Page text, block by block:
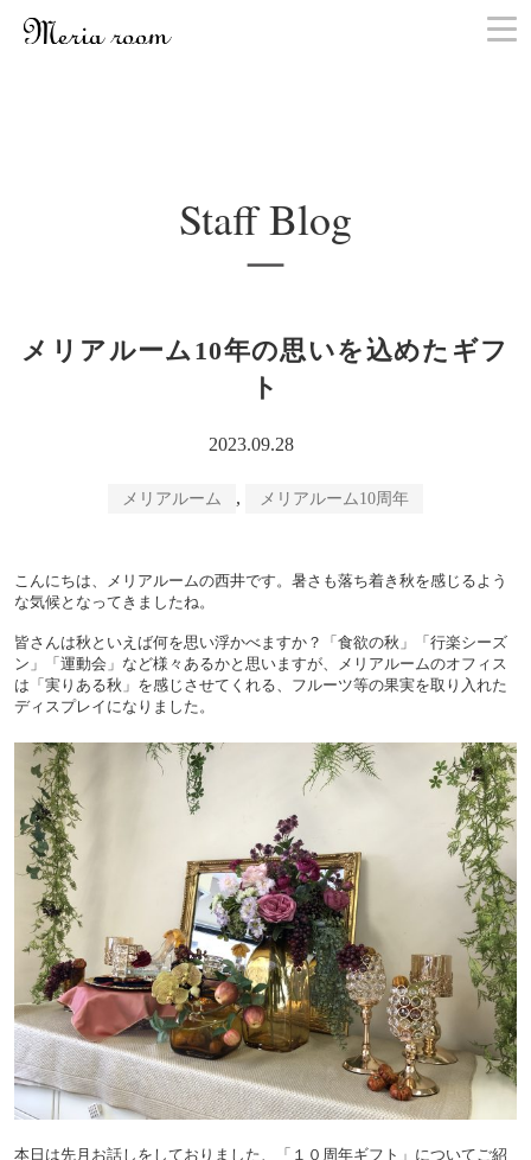
お問い合わせ
Staff Blog
メリアルーム10年の思いを込めたギフ
ト
2023.09.28
メリアルーム , メリアルーム10周年
こんにちは、メリアルームの西井です。暑さも落ち着き秋を感じるよう
な気候となってきましたね。
皆さんは秋といえば何を思い浮かべますか？「食欲の秋」「行楽シーズ
ン」「運動会」など様々あるかと思いますが、メリアルームのオフィス
は「実りある秋」を感じさせてくれる、フルーツ等の果実を取り入れた
ディスプレイになりました。
本日は先月お話しをしておりました、「１０周年ギフト」についてご紹